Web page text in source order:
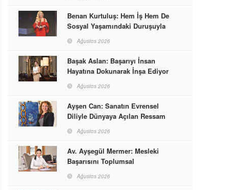
Benan Kurtuluş: Hem İş Hem De
Sosyal Yaşamındaki Duruşuyla
Ağustos 2026
Başak Aslan: Başarıyı İnsan
Hayatına Dokunarak İnşa Ediyor
Ağustos 2026
Ayşen Can: Sanatın Evrensel
Diliyle Dünyaya Açılan Ressam
Ağustos 2026
Av. Ayşegül Mermer: Mesleki
Başarısını Toplumsal
Ağustos 2026